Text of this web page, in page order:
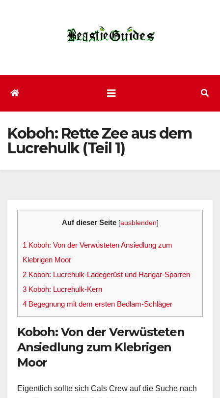
Koboh: Rette Zee aus dem
Lucrehulk (Teil 1)
Auf dieser Seite [ausblenden]
1 Koboh: Von der Verwüsteten Ansiedlung zum
Klebrigen Moor
2 Koboh: Lucrehulk-Ladegerüst und Hangar-Sparren
3 Koboh: Lucrehulk-Kern
4 Begegnung mit dem ersten Bedlam-Schläger
Koboh: Von der Verwüsteten
Ansiedlung zum Klebrigen
Moor
Eigentlich sollte sich Cals Crew auf die Suche nach